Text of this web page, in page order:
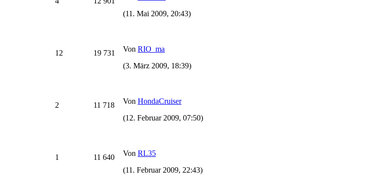
(11. Mai 2009, 20:43)
12 19 731 Von RIO_ma
(3. März 2009, 18:39)
2 11 718 Von HondaCruiser
(12. Februar 2009, 07:50)
1 11 640 Von RL35
(11. Februar 2009, 22:43)